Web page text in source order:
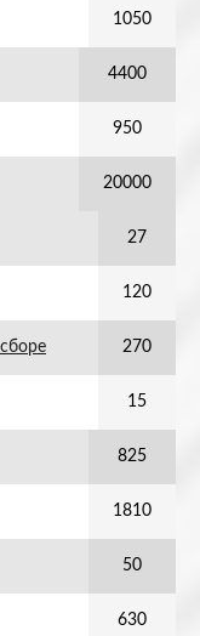
1050
4400
950
20000
27
120
270
15
825
1810
50
630